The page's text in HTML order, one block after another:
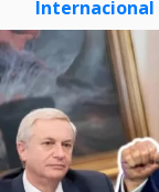
Internacional